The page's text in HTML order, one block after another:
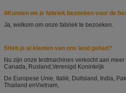
4Kunnen we je fabriek bezoeken voor de
Ja, welkom om onze fabriek te bezoeken.
5Heb je al klanten van ons land gehad?
Nu zijn onze testmachines verkocht aan
Canada, Rusland,Verenigd Koninkrijk
De Europese Unie, Italië, Duitsland, India,
Thailand enVietnam,